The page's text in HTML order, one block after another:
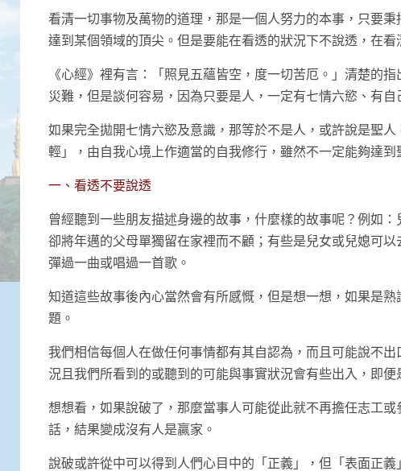
看清一切事物及萬物的道理，那是一個人努力的本事，只要
達到某個領域的頂尖。但是要能在看透的狀況下不說透，在
《心經》裡有言：「照見五蘊皆空，度一切苦厄。」清楚的
災難，但是談何容易，因為只要是人，一定有七情六慾、有自
如果完全拋開七情六慾及意識，那等於不是人，或許說是聖
輕」，由自我心境上作適當的自我修行，雖然不一定能夠達
一、看透不要說透
曾經聽到一些朋友描述身邊的故事，什麼樣的故事呢？例如
卻將年邁的父母單獨留在家裡而不顧；有些是兒女或兒媳可
彈過一曲或唱過一首歌。
知道這些故事後內心當然會有所感慨，但是想一想，如果是
題。
我們相信每個人在做任何事情都有其自認為，而且可能說不
況且我們所看到的或聽到的可能與事實狀況會有些出入，即
想想看，如果說破了，那麼當事人可能從此就不再擔任志工
話，結果變成沒有人是贏家。
說破或許從中可以得到人們心目中的「正義」，但「表面正